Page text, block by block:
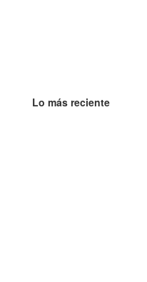
Lo más reciente